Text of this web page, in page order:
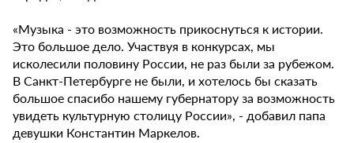
«Музыка - это возможность прикоснуться к истории.
Это большое дело. Участвуя в конкурсах, мы
исколесили половину России, не раз были за рубежом.
В Санкт-Петербурге не были, и хотелось бы сказать
большое спасибо нашему губернатору за возможность
увидеть культурную столицу России», - добавил папа
девушки Константин Маркелов.